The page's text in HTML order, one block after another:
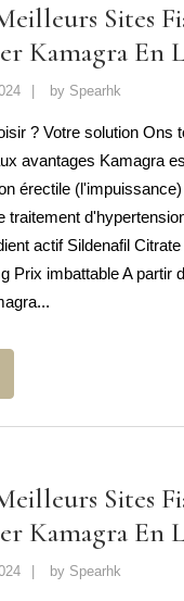
Sites
Kamagra En
by Spearhk
? Votre solution Ons
avantages Kamagra
érectile
traitement
actif Sildenafil
Prix imbattable A partir
Sites
Kamagra En
by Spearhk